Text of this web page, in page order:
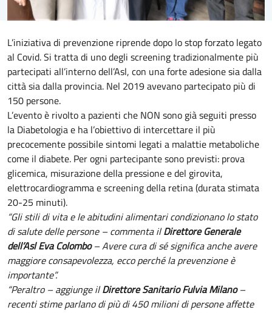
L’iniziativa di prevenzione riprende dopo lo stop forzato legato
al Covid. Si tratta di uno degli screening tradizionalmente più
partecipati all’interno dell’Asl, con una forte adesione sia dalla
città sia dalla provincia. Nel 2019 avevano partecipato più di
150 persone.
L’evento è rivolto a pazienti che NON sono già seguiti presso
la Diabetologia e ha l’obiettivo di intercettare il più
precocemente possibile sintomi legati a malattie metaboliche
come il diabete. Per ogni partecipante sono previsti: prova
glicemica, misurazione della pressione e del girovita,
elettrocardiogramma e screening della retina (durata stimata
20-25 minuti).
“Gli stili di vita e le abitudini alimentari condizionano lo stato
di salute delle persone – commenta ilDirettore Generale
dell’Asl Eva Colombo– Avere cura di sé significa anche avere
maggiore consapevolezza, ecco perché la prevenzione è
importante”.
“Peraltro – aggiunge ilDirettore Sanitario Fulvia Milano–
recenti stime parlano di più di 450 milioni di persone affette